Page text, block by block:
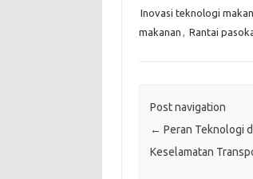
Inovasi teknologi
makanan , Rantai
Post navigation
← Peran Teknologi
Keselamatan